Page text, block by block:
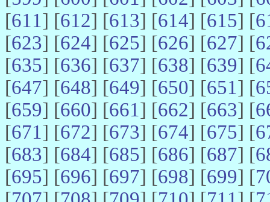
[611] [612] [613] [614] [615] [
[623] [624] [625] [626] [627] [
[635] [636] [637] [638] [639] [
[647] [648] [649] [650] [651] [
[659] [660] [661] [662] [663] [
[671] [672] [673] [674] [675] [
[683] [684] [685] [686] [687] [
[695] [696] [697] [698] [699] [